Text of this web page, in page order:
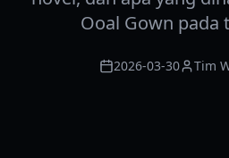
Ooal Gown pada
2026-03-30 Tim